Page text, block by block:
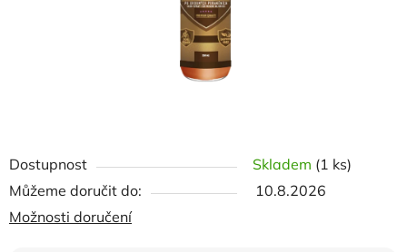
Dostupnost Skladem (1 ks)
Můžeme doručit do:
10.8.2026
Možnosti doručení